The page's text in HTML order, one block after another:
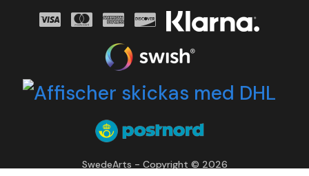
SwedeArts - Copyright © 2026